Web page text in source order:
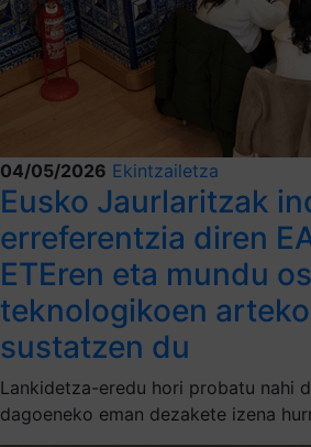
04/05/2026 Ekintzailetza
Eusko Jaurlaritzak
erreferentzia diren
ETEren eta mundu
teknologikoen
sustatzen du
Lankidetza-eredu hori probatu nahi
dagoeneko eman dezakete izena